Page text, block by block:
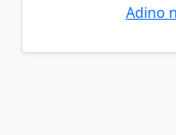
Adino